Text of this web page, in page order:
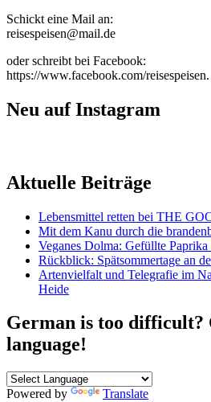
Schickt eine Mail an:
reisespeisen@mail.de
oder schreibt bei Facebook:
https://www.facebook.com/reisespeisen.
Neu auf Instagram
Aktuelle Beiträge
Lebensmittel retten bei THE
Mit dem Kanu durch die
Veganes Dolma: Gefüllte
Rückblick: Spätsommertage an
Artenvielfalt und Telegrafie im
Heide
German is too difficult?
language!
Powered by Translate